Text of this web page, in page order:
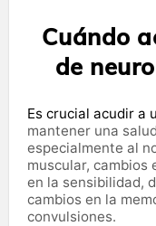
Cuándo
de
Es crucial acudir a
mantener una
especialmente al
muscular, cambios
en la sensibilidad,
cambios en la
convulsiones.